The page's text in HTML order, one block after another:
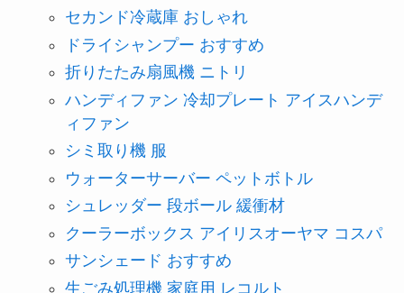
セカンド冷蔵庫 おしゃれ
ドライシャンプー おすすめ
折りたたみ扇風機 ニトリ
ハンディファン 冷却プレート アイスハンデ
ィファン
シミ取り機 服
ウォーターサーバー ペットボトル
シュレッダー 段ボール 緩衝材
クーラーボックス アイリスオーヤマ コスパ
サンシェード おすすめ
生ごみ処理機 家庭用 レコルト